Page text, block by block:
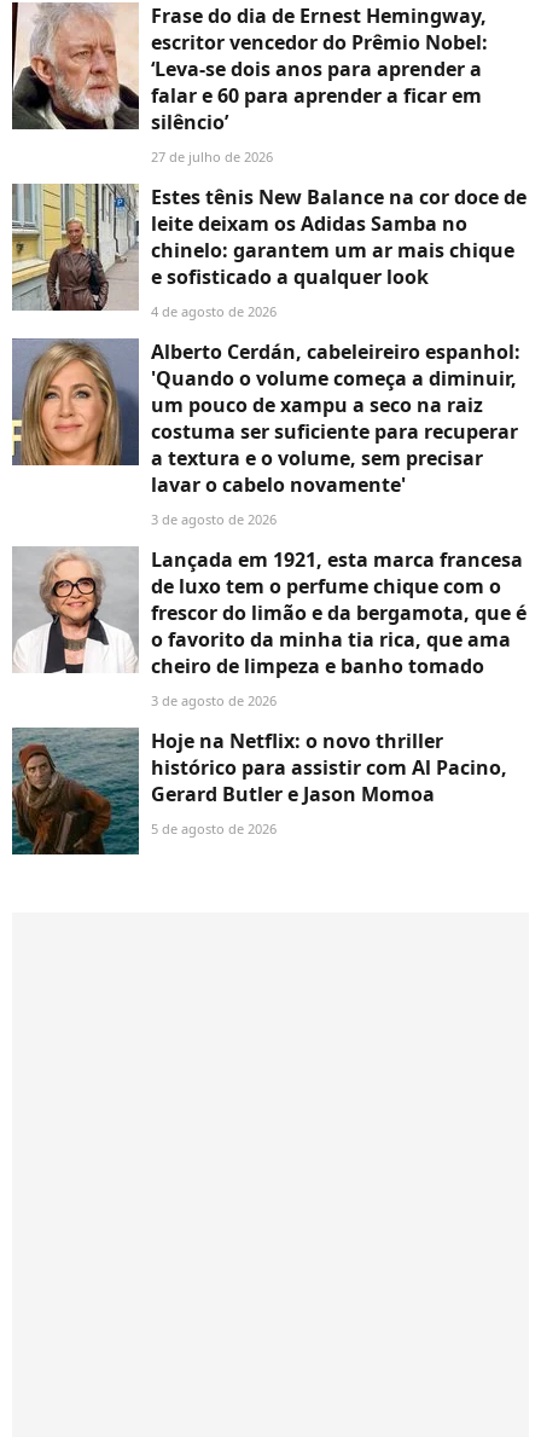
Frase do dia de Ernest Hemingway,
escritor vencedor do Prêmio Nobel:
‘Leva-se dois anos para aprender a
falar e 60 para aprender a ficar em
silêncio’
27 de julho de 2026
Estes tênis New Balance na cor doce de
leite deixam os Adidas Samba no
chinelo: garantem um ar mais chique
e sofisticado a qualquer look
4 de agosto de 2026
Alberto Cerdán, cabeleireiro espanhol:
'Quando o volume começa a diminuir,
um pouco de xampu a seco na raiz
costuma ser suficiente para recuperar
a textura e o volume, sem precisar
lavar o cabelo novamente'
3 de agosto de 2026
Lançada em 1921, esta marca francesa
de luxo tem o perfume chique com o
frescor do limão e da bergamota, que é
o favorito da minha tia rica, que ama
cheiro de limpeza e banho tomado
3 de agosto de 2026
Hoje na Netflix: o novo thriller
histórico para assistir com Al Pacino,
Gerard Butler e Jason Momoa
5 de agosto de 2026